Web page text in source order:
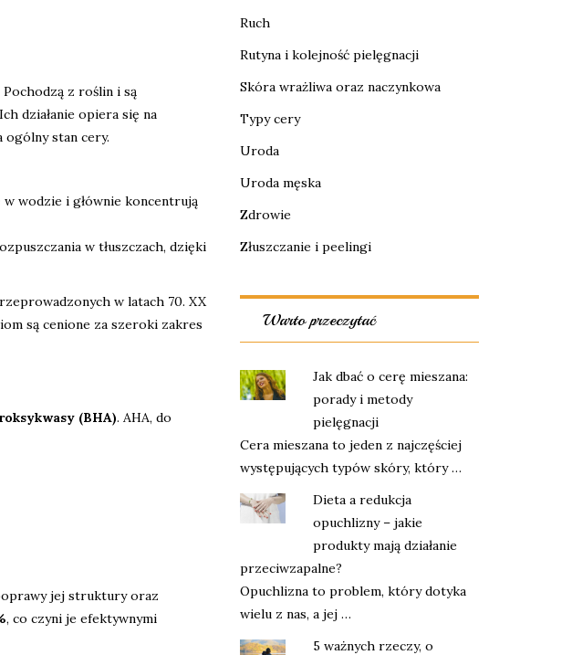
z roślin i są
działanie opiera się na
stan cery.
wodzie i głównie koncentrują
w tłuszczach, dzięki
w latach 70. XX
są cenione za szeroki zakres
(BHA). AHA, do
jej struktury oraz
, co czyni je efektywnymi
Ruch
Rutyna i kolejność pielęgnacji
Skóra wrażliwa oraz naczynkowa
Typy cery
Uroda
Uroda męska
Zdrowie
Złuszczanie i peelingi
Warto przeczytać
Jak dbać o cerę mieszana:
porady i metody
pielęgnacji
Cera mieszana to jeden z najczęściej
występujących typów skóry, który …
Dieta a redukcja
opuchlizny – jakie
produkty mają działanie
przeciwzapalne?
Opuchlizna to problem, który dotyka
wielu z nas, a jej …
5 ważnych rzeczy, o